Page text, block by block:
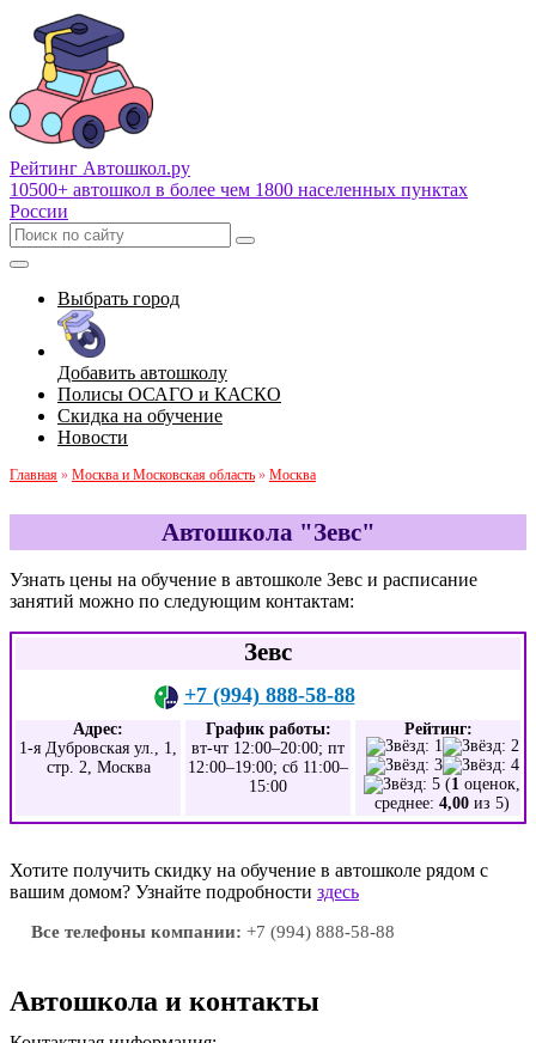
Рейтинг Автошкол.ру
10500+ автошкол в более чем 1800 населенных пунктах
России
Выбрать город
Добавить автошколу
Полисы ОСАГО и КАСКО
Скидка на обучение
Новости
Главная » Москва и Московская область » Москва
Автошкола "Зевс"
Узнать цены на обучение в автошколе Зевс и расписание
занятий можно по следующим контактам:
Зевс
+7 (994) 888-58-88
Адрес:
1-я Дубровская ул., 1,
стр. 2, Москва
График работы:
вт-чт 12:00–20:00; пт
12:00–19:00; сб 11:00–
15:00
Рейтинг:
(1 оценок,
среднее: 4,00 из 5)
Хотите получить скидку на обучение в автошколе рядом с
вашим домом? Узнайте подробности здесь
Все телефоны компании: +7 (994) 888-58-88
Автошкола и контакты